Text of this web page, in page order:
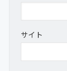
サイト